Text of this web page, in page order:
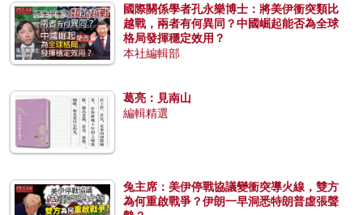
國際關係學者孔永樂博士：將美伊衝突類比
越戰，兩者有何異同？中國崛起能否為全球
格局發揮穩定效用？
本社編輯部
葛亮：見南山
編輯精選
兔主席：美伊停戰協議變衝突導火線，雙方
為何重啟戰爭？伊朗一早洞悉特朗普虛張聲